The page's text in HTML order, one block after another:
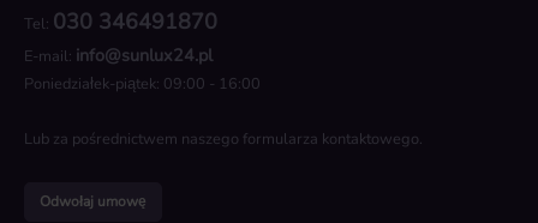
Tel: 030 346491870
E-mail: info@sunlux24.pl
Poniedziałek-piątek: 09:00 - 16:00
Lub za pośrednictwem naszego formularza kontaktowego.
Odwołaj umowę